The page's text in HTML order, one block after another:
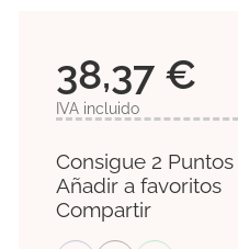
38,37 €
IVA incluido
Consigue 2 Puntos
Añadir a favoritos
Compartir